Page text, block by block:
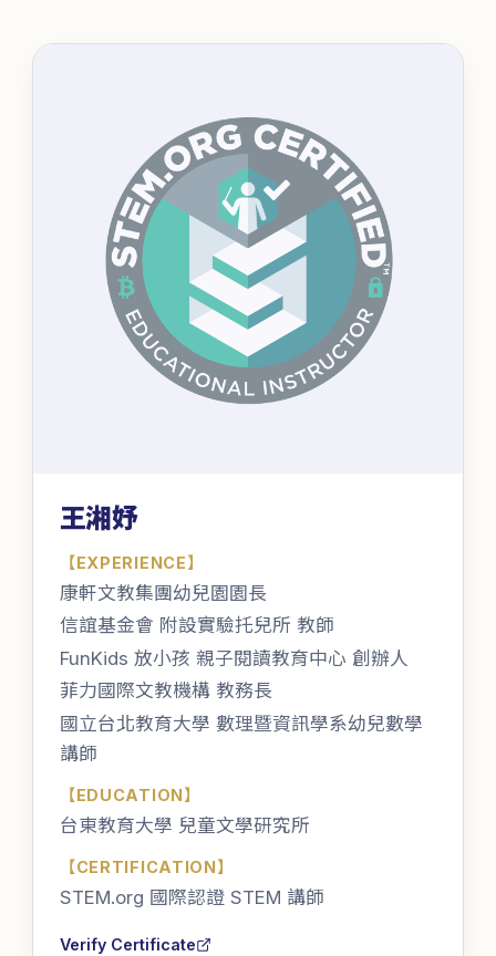
王湘妤
【EXPERIENCE】
康軒文教集團幼兒園園長
信誼基金會 附設實驗托兒所 教師
FunKids 放小孩 親子閱讀教育中心 創辦人
菲力國際文教機構 教務長
國立台北教育大學 數理暨資訊學系幼兒數學
講師
【EDUCATION】
台東教育大學 兒童文學研究所
【CERTIFICATION】
STEM.org 國際認證 STEM 講師
Verify Certificate